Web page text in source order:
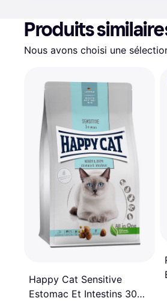
Produits
Nous avons choisi une
Happy Cat Sensitive
Estomac Et Intestins 300